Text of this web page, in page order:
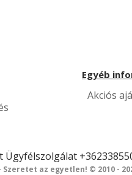
Egyéb
Akciós
Ügyfélszolgálat
Szeretet az egyetlen! © 2010 -